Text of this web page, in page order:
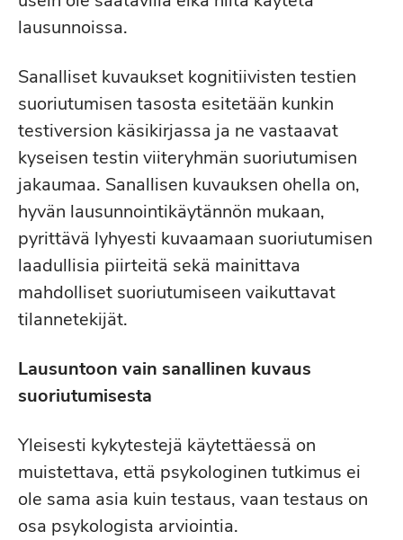
lausunnoissa.
Sanalliset kuvaukset kognitiivisten testien
suoriutumisen tasosta esitetään kunkin
testiversion käsikirjassa ja ne vastaavat
kyseisen testin viiteryhmän suoriutumisen
jakaumaa. Sanallisen kuvauksen ohella on,
hyvän lausunnointikäytännön mukaan,
pyrittävä lyhyesti kuvaamaan suoriutumisen
laadullisia piirteitä sekä mainittava
mahdolliset suoriutumiseen vaikuttavat
tilannetekijät.
Lausuntoon vain sanallinen kuvaus
suoriutumisesta
Yleisesti kykytestejä käytettäessä on
muistettava, että psykologinen tutkimus ei
ole sama asia kuin testaus, vaan testaus on
osa psykologista arviointia.